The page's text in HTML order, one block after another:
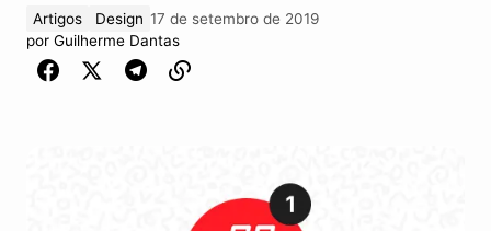
Artigos Design 17 de setembro de 2019
por Guilherme Dantas